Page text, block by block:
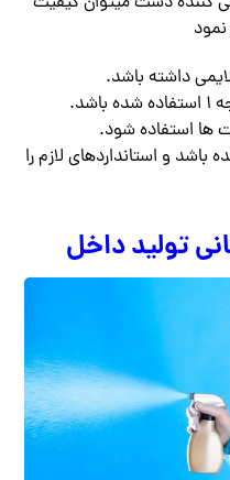
داشته باشد.
ها استفاده شود.
باشد و استانداردهای لازم را
تولید داخل